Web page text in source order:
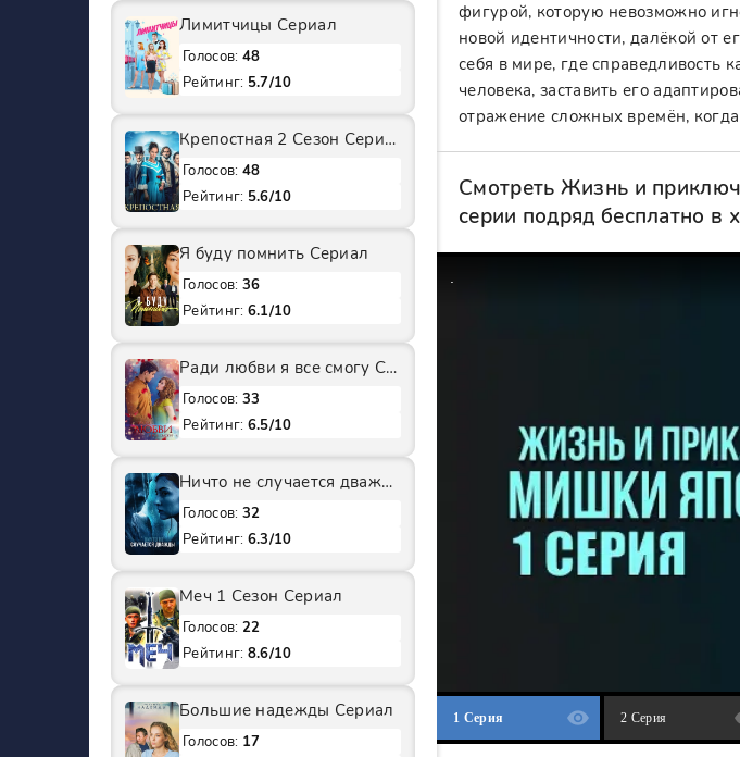
фигурой, которую невозможно
новой идентичности, далёкой от
себя в мире, где справедливость
человека, заставить его
отражение сложных времён,
Смотреть Жизнь и
серии подряд бесплатно в
1 Серия 2 Серия
Лимитчицы Сериал
Голосов: 48
Рейтинг: 5.7/10
Крепостная 2 Сезон Сериал
Голосов: 48
Рейтинг: 5.6/10
Я буду помнить Сериал
Голосов: 36
Рейтинг: 6.1/10
Ради любви я все смогу Сериал
Голосов: 33
Рейтинг: 6.5/10
Ничто не случается дважды 2 Сезон Сериал
Голосов: 32
Рейтинг: 6.3/10
Меч 1 Сезон Сериал
Голосов: 22
Рейтинг: 8.6/10
Большие надежды Сериал
Голосов: 17